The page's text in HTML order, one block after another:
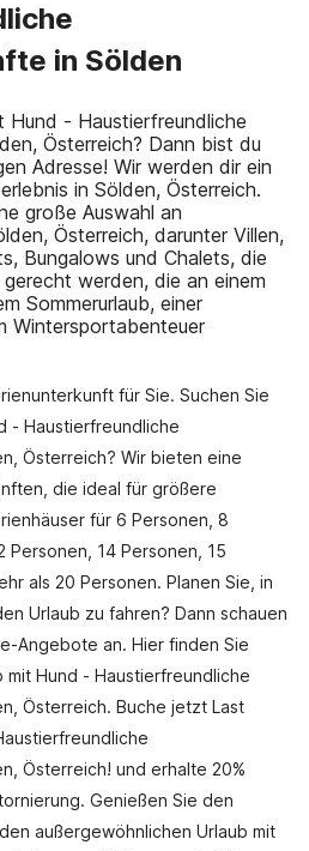
in Sölden
Hund - Haustierfreundliche
Österreich? Dann bist du
Adresse! Wir werden dir ein
in Sölden, Österreich.
große Auswahl an
Österreich, darunter Villen,
Bungalows und Chalets, die
werden, die an einem
Sommerurlaub, einer
Wintersportabenteuer
für Sie. Suchen Sie
- Haustierfreundliche
Österreich? Wir bieten eine
die ideal für größere
für 6 Personen, 8
Personen, 14 Personen, 15
als 20 Personen. Planen Sie, in
Urlaub zu fahren? Dann schauen
Angebote an. Hier finden Sie
Hund - Haustierfreundliche
Österreich. Buche jetzt Last
Österreich! und erhalte 20%
Genießen Sie den
außergewöhnlichen Urlaub mit